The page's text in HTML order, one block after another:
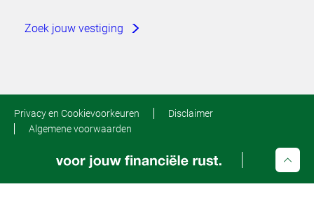
Zoek jouw vestiging
Privacy en Cookievoorkeuren
Disclaimer
Algemene voorwaarden